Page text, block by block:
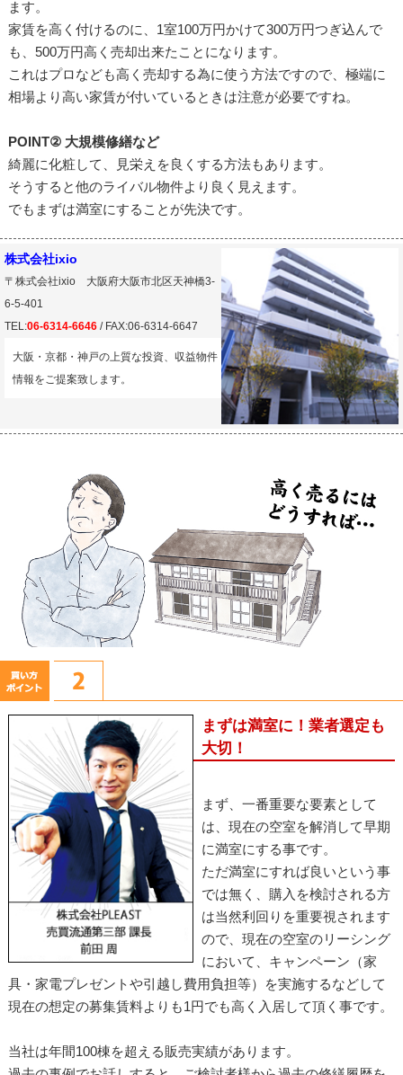
ます。
家賃を高く付けるのに、1室100万円かけて300万円つぎ込んで
も、500万円高く売却出来たことになります。
これはプロなども高く売却する為に使う方法ですので、極端に
相場より高い家賃が付いているときは注意が必要ですね。
POINT② 大規模修繕など
綺麗に化粧して、見栄えを良くする方法もあります。
そうすると他のライバル物件より良く見えます。
でもまずは満室にすることが先決です。
株式会社ixio
〒株式会社ixio 大阪府大阪市北区天神橋3-
6-5-401
TEL:06-6314-6646 / FAX:06-6314-6647
大阪・京都・神戸の上質な投資、収益物件
情報をご提案致します。
まずは満室に！業者選定も
大切！
まず、一番重要な要素として
は、現在の空室を解消して早期
に満室にする事です。
ただ満室にすれば良いという事
では無く、購入を検討される方
は当然利回りを重要視されます
ので、現在の空室のリーシング
において、キャンペーン（家
具・家電プレゼントや引越し費用負担等）を実施するなどして
現在の想定の募集賃料よりも1円でも高く入居して頂く事です。
当社は年間100棟を超える販売実績があります。